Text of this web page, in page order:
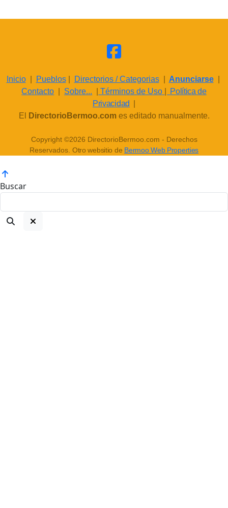
Inicio| Pueblos| Directorios / Categorias| Anunciarse|
Contacto
Sobre... Términos de Uso
Política de
Privacidad
El
DirectorioBermoo.comes editado manualmente.
Copyright ©2026 DirectorioBermoo.com - Derechos
Reservados. Otro websitio de Bermoo Web Properties
Buscar